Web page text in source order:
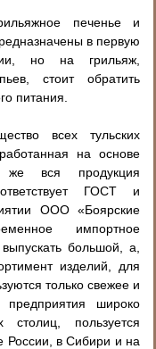
печенье и
в первую
но на грильяж,
стоит обратить
питания.
всех тульских
на основе
вся продукция
ГОСТ и
ООО «Боярские
импортное
большой, а,
изделий, для
только свежее и
широко
пользуется
России, в Сибири и на